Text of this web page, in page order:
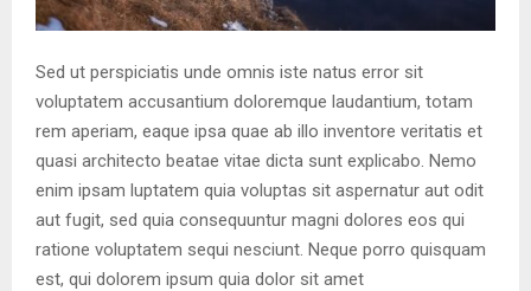
Sed ut perspiciatis unde omnis iste natus error sit
voluptatem accusantium doloremque laudantium, totam
rem aperiam, eaque ipsa quae ab illo inventore veritatis et
quasi architecto beatae vitae dicta sunt explicabo. Nemo
enim ipsam luptatem quia voluptas sit aspernatur aut odit
aut fugit, sed quia consequuntur magni dolores eos qui
ratione voluptatem sequi nesciunt. Neque porro quisquam
est, qui dolorem ipsum quia dolor sit amet